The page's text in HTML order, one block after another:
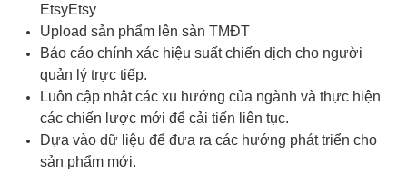
EtsyEtsy
Upload sản phẩm lên sàn TMĐT
Báo cáo chính xác hiệu suất chiến dịch cho người
quản lý trực tiếp.
Luôn cập nhật các xu hướng của ngành và thực hiện
các chiến lược mới để cải tiến liên tục.
Dựa vào dữ liệu để đưa ra các hướng phát triển cho
sản phẩm mới.